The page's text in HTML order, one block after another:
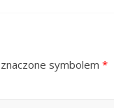
symbolem *